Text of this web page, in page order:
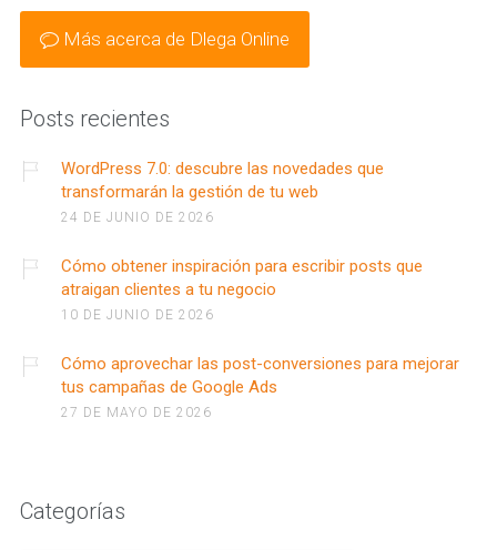
Más acerca de Dlega Online
Posts recientes
WordPress 7.0: descubre las novedades que
transformarán la gestión de tu web
24 DE JUNIO DE 2026
Cómo obtener inspiración para escribir posts que
atraigan clientes a tu negocio
10 DE JUNIO DE 2026
Cómo aprovechar las post-conversiones para mejorar
tus campañas de Google Ads
27 DE MAYO DE 2026
Categorías